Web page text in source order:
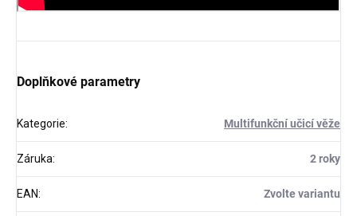
Doplňkové parametry
Kategorie: Multifunkční učicí věže
Záruka: 2 roky
EAN: Zvolte variantu